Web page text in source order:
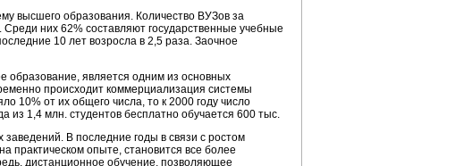
высшего образования. Количество ВУЗов за
них 62% составляют государственные учебные
10 лет возросла в 2,5 раза. Заочное
является одним из основных
происходит коммерциализация системы
10% от их общего числа, то к 2000 году число
из 1,4 млн. студентов бесплатно обучается 600 тыс.
В последние годы в связи с ростом
практическом опыте, становится все более
дистанционное обучение, позволяющее